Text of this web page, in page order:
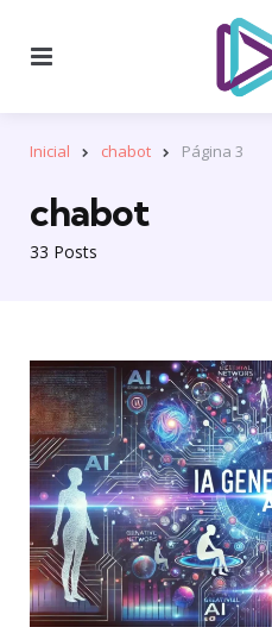
Inicial chabot Página 3
33 Posts
chabot